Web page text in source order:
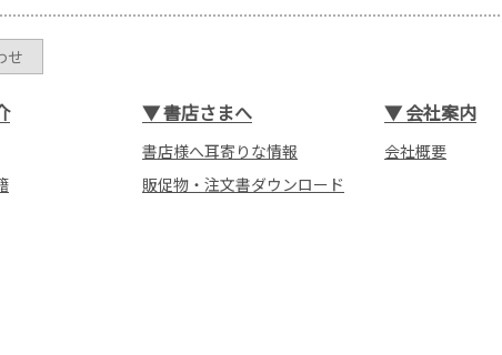
せ
▼書店さまへ
書店様へ耳寄りな情報
販促物・注文書ダウンロード
▼会社案内
会社概要